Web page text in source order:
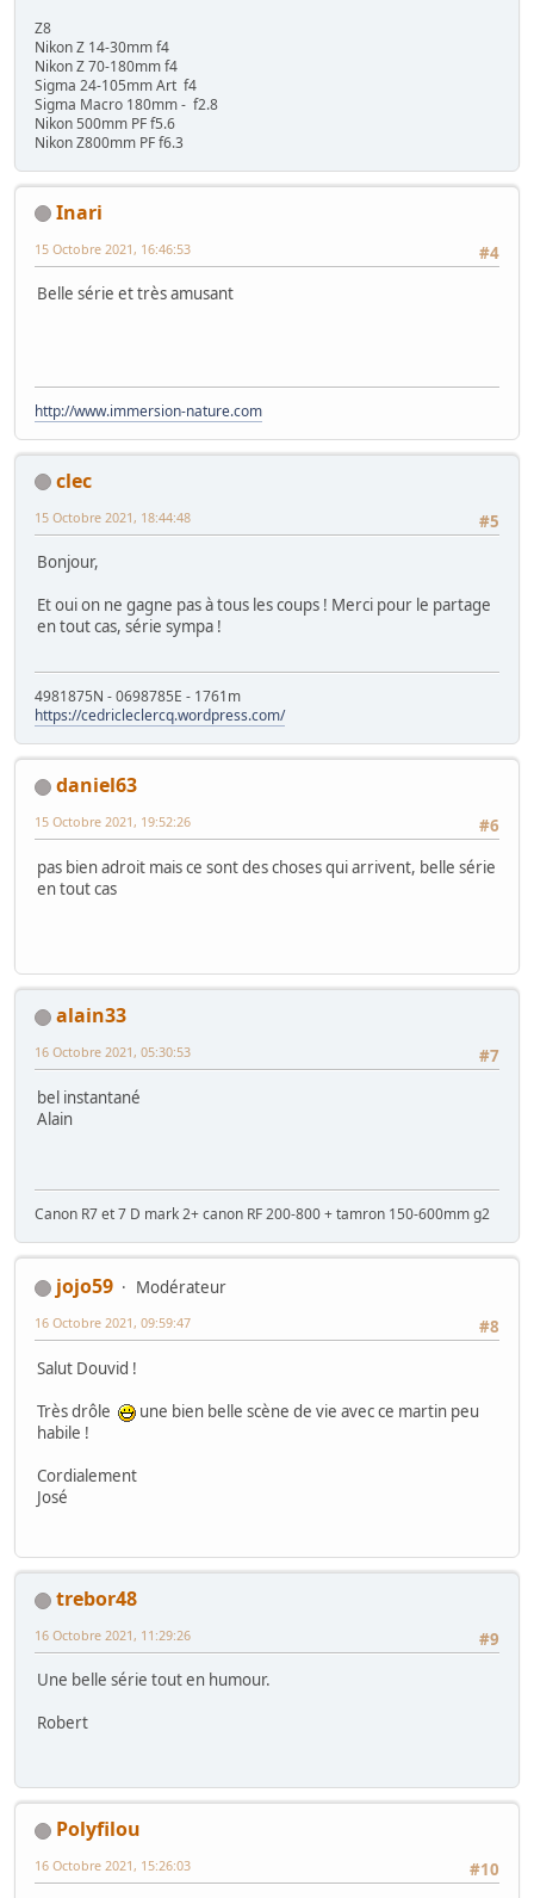
Z8
Nikon Z 14-30mm f4
Nikon Z 70-180mm f4
Sigma 24-105mm Art f4
Sigma Macro 180mm - f2.8
Nikon 500mm PF f5.6
Nikon Z800mm PF f6.3
Inari
#4
15 Octobre 2021, 16:46:53
Belle série et très amusant
http://www.immersion-nature.com
clec
#5
15 Octobre 2021, 18:44:48
Bonjour,
Et oui on ne gagne pas à tous les coups ! Merci pour le partage
en tout cas, série sympa !
4981875N - 0698785E - 1761m
https://cedricleclercq.wordpress.com/
daniel63
#6
15 Octobre 2021, 19:52:26
pas bien adroit mais ce sont des choses qui arrivent, belle série
en tout cas
alain33
#7
16 Octobre 2021, 05:30:53
bel instantané
Alain
Canon R7 et 7 D mark 2+ canon RF 200-800 + tamron 150-600mm g2
jojo59
Modérateur
#8
16 Octobre 2021, 09:59:47
Salut Douvid !
Très drôle
une bien belle scène de vie avec ce martin peu
habile !
Cordialement
José
trebor48
#9
16 Octobre 2021, 11:29:26
Une belle série tout en humour.
Robert
Polyfilou
#10
16 Octobre 2021, 15:26:03